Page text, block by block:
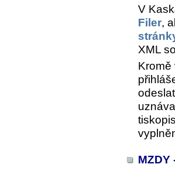
V
Filer,
XML
Kromě